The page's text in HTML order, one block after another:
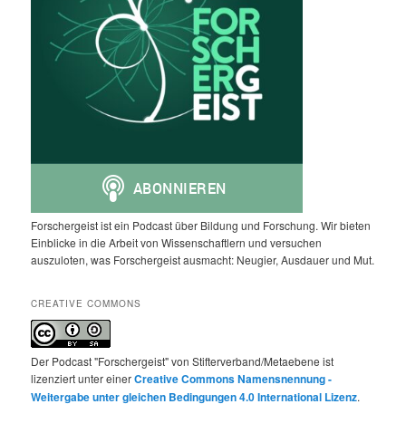
Forschergeist ist ein Podcast über Bildung und Forschung. Wir bieten
Einblicke in die Arbeit von Wissenschaftlern und versuchen
auszuloten, was Forschergeist ausmacht: Neugier, Ausdauer und Mut.
CREATIVE COMMONS
Der Podcast "Forschergeist" von Stifterverband/Metaebene ist
lizenziert unter einerCreative Commons Namensnennung -
Weitergabe unter gleichen Bedingungen 4.0 International Lizenz.